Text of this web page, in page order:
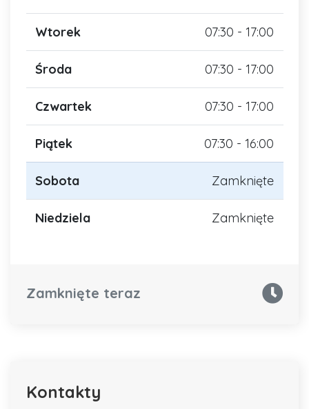
Wtorek 07:30 - 17:00
Środa 07:30 - 17:00
Czwartek 07:30 - 17:00
Piątek 07:30 - 16:00
Sobota Zamknięte
Niedziela Zamknięte
Zamknięte teraz
Kontakty